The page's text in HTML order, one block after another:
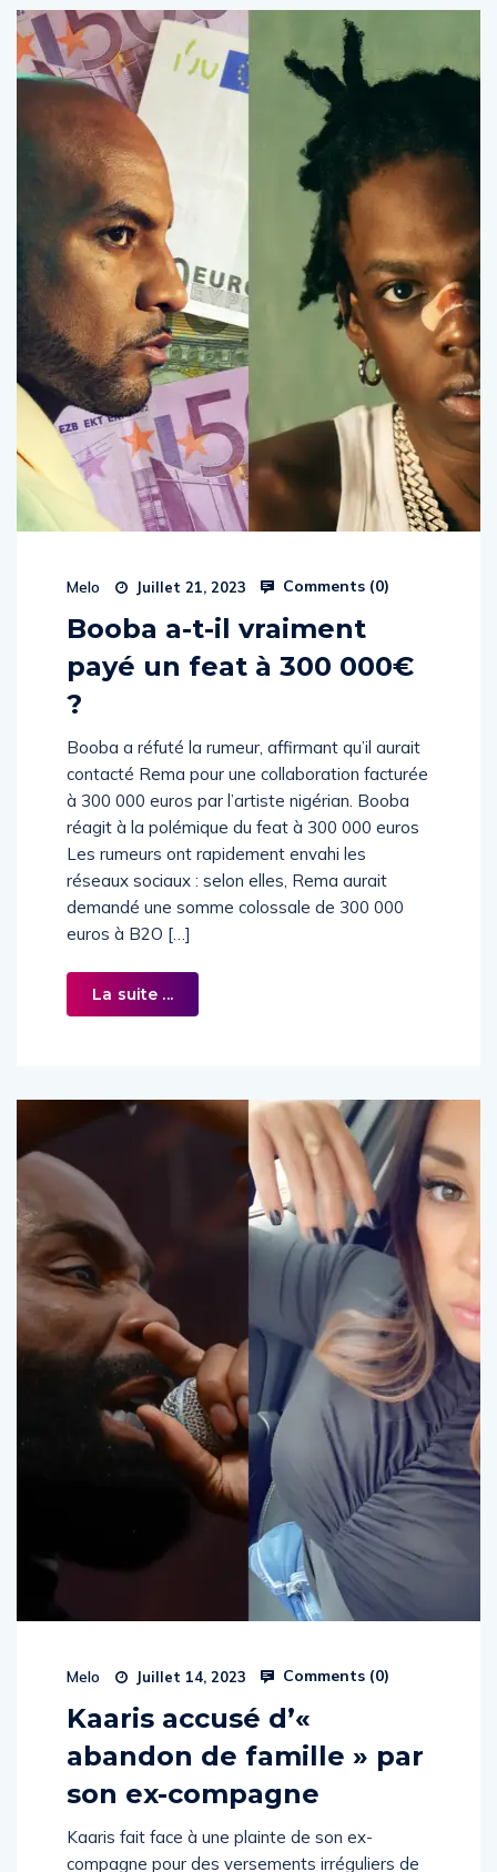
Melo Juillet 21, 2023 Comments (0)
Booba a-t-il vraiment
payé un feat à 300 000€
?
Booba a réfuté la rumeur, affirmant qu’il aurait
contacté Rema pour une collaboration facturée
à 300 000 euros par l’artiste nigérian. Booba
réagit à la polémique du feat à 300 000 euros
Les rumeurs ont rapidement envahi les
réseaux sociaux : selon elles, Rema aurait
demandé une somme colossale de 300 000
euros à B2O […]
La suite ...
Melo Juillet 14, 2023 Comments (0)
Kaaris accusé d’«
abandon de famille » par
son ex-compagne
Kaaris fait face à une plainte de son ex-
compagne pour des versements irréguliers de